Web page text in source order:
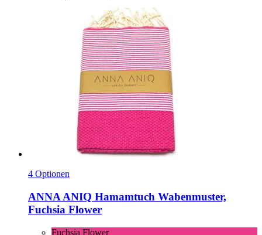
4 Optionen
ANNA ANIQ Hamamtuch Wabenmuster,
Fuchsia Flower
Fuchsia Flower